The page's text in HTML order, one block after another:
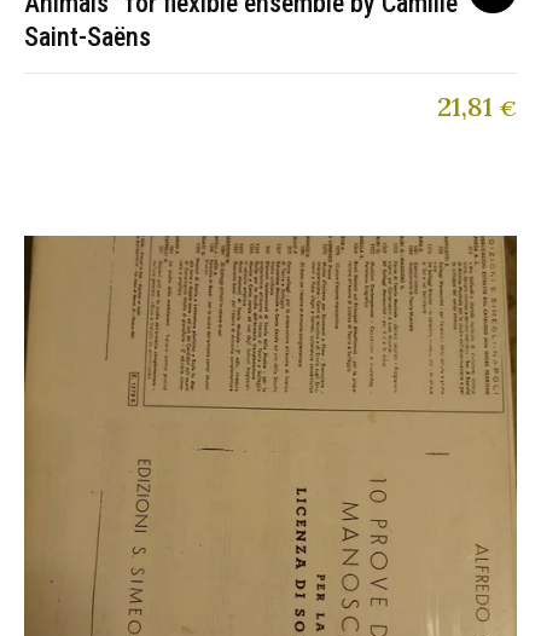
Saint-Saëns
21,81 €